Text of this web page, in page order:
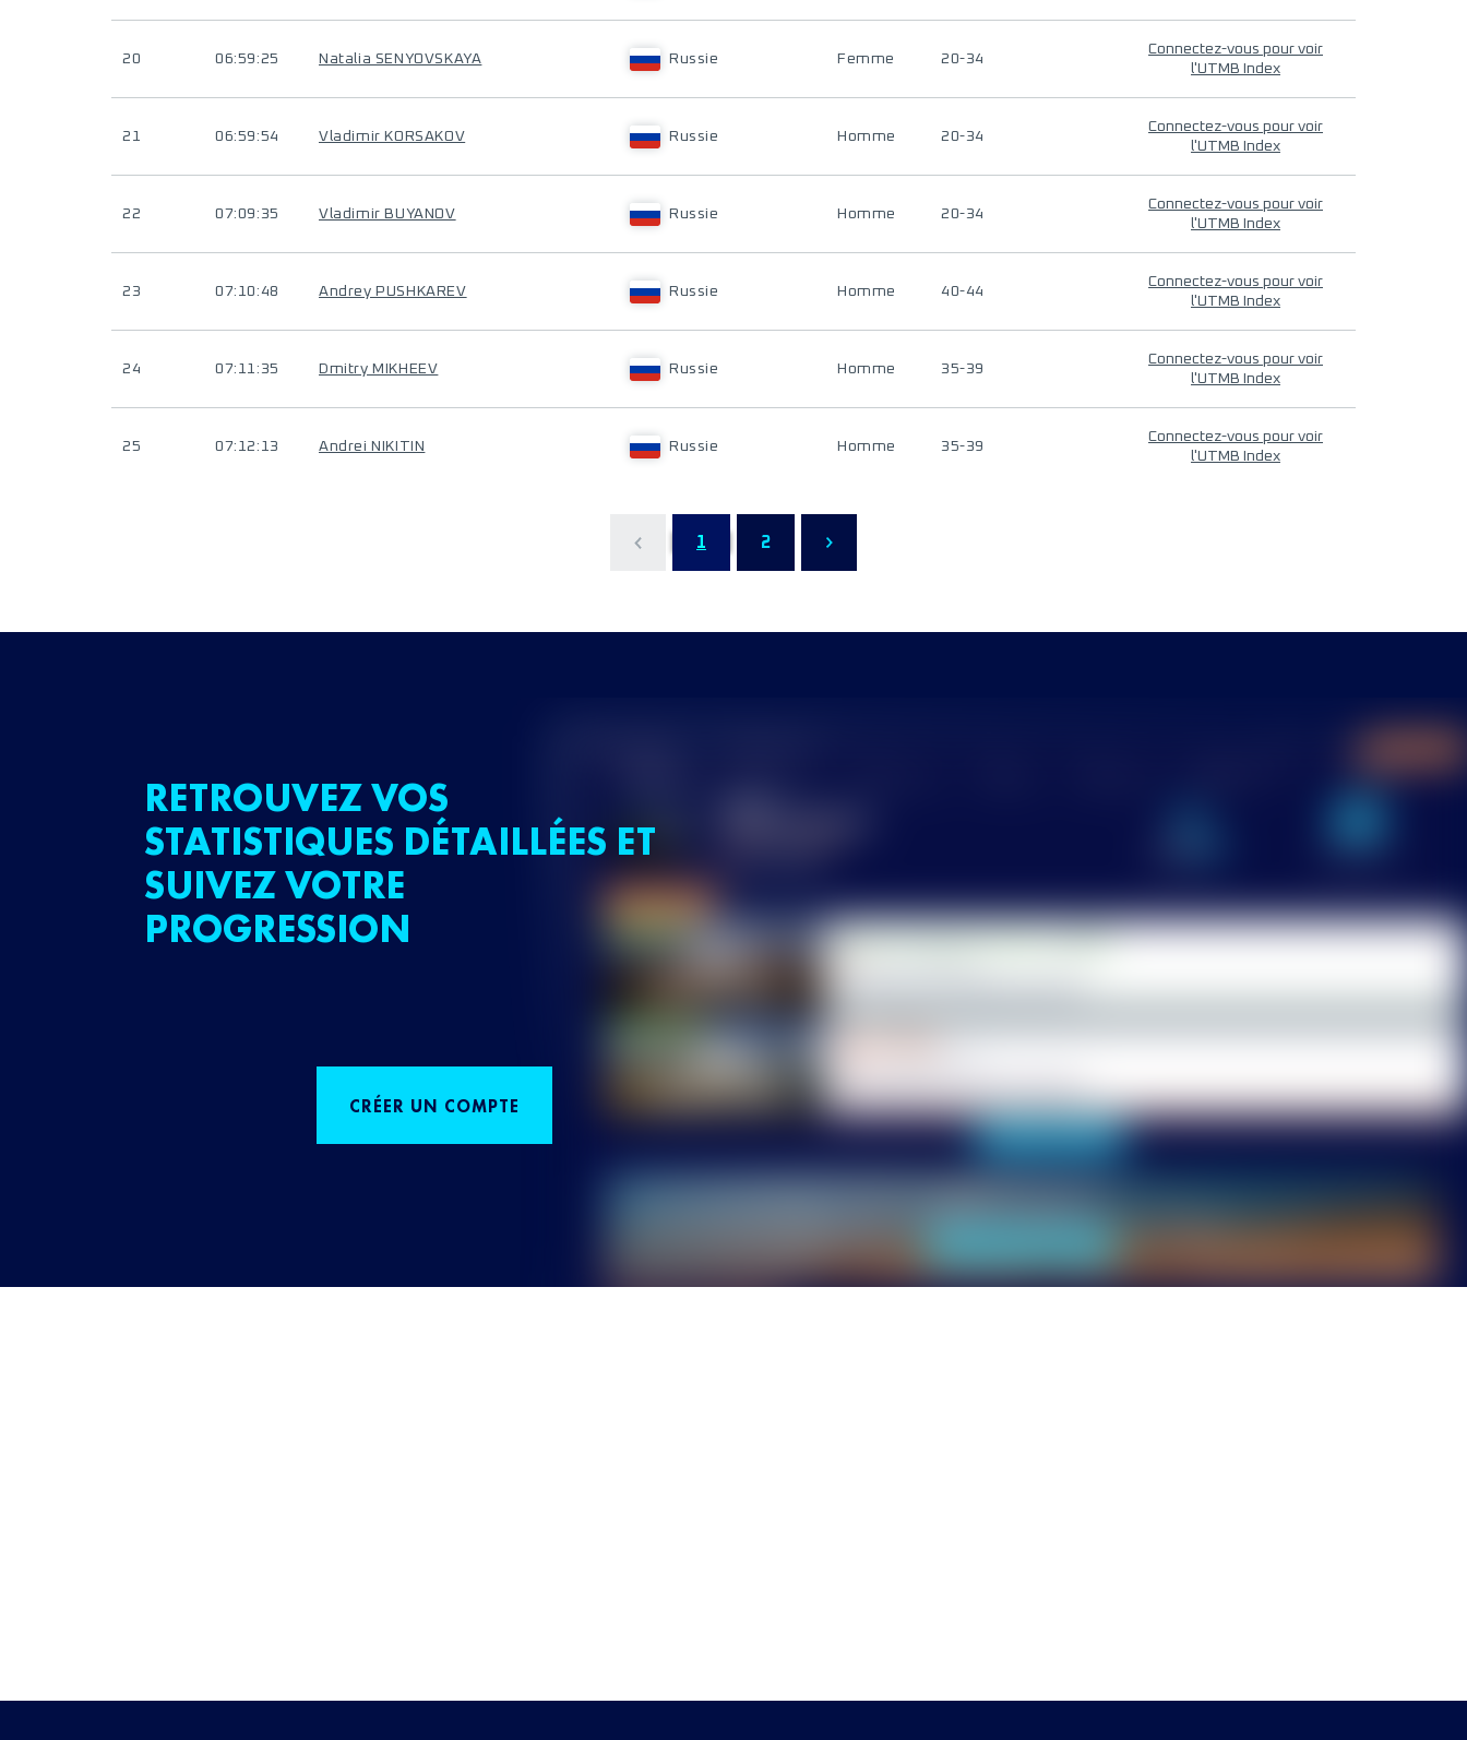
20 06:59:25 Natalia SENYOVSKAYA Russie Femme 20-34
Connectez-vous pour voir
l'UTMB Index
21 06:59:54 Vladimir KORSAKOV Russie Homme 20-34
Connectez-vous pour voir
l'UTMB Index
22 07:09:35 Vladimir BUYANOV Russie Homme 20-34
Connectez-vous pour voir
l'UTMB Index
23 07:10:48 Andrey PUSHKAREV Russie Homme 40-44
Connectez-vous pour voir
l'UTMB Index
24 07:11:35 Dmitry MIKHEEV Russie Homme 35-39
Connectez-vous pour voir
l'UTMB Index
25 07:12:13 Andrei NIKITIN Russie Homme 35-39
Connectez-vous pour voir
l'UTMB Index
1 2
RETROUVEZ VOS
STATISTIQUES DÉTAILLÉES ET
SUIVEZ VOTRE
PROGRESSION
CRÉER UN COMPTE